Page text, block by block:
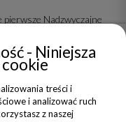
pierwsze Nadzwyczajne
ZAPISZ SIĘ
handlowych na
danych w związku z
- Niniejsza
treści i
i analizować ruch
z naszej